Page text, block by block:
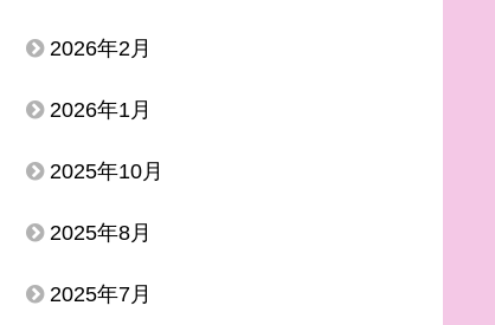
2026年2月
2026年1月
2025年10月
2025年8月
2025年7月